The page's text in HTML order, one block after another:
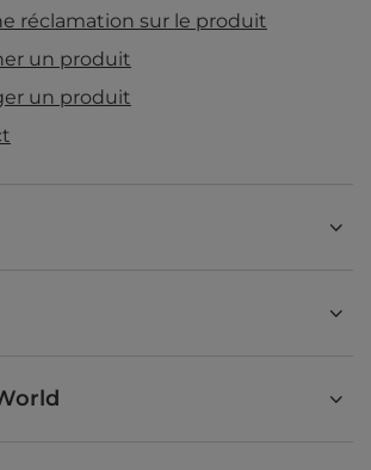
réclamation sur le produit
un produit
un produit